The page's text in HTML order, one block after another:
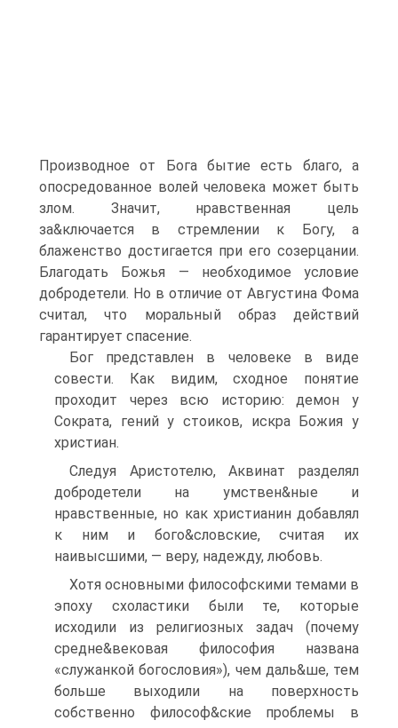
Производное от Бога бытие есть благо, а
опосредованное волей человека может быть
злом. Значит, нравственная цель
за&ключается в стремлении к Богу, а
блаженство достигается при его созерцании.
Благодать Божья — необходимое условие
добродетели. Но в отличие от Августина Фома
считал, что моральный образ действий
гарантирует спасение.
Бог представлен в человеке в виде
совести. Как видим, сходное понятие
проходит через всю историю: демон у
Сократа, гений у стоиков, искра Божия у
христиан.
Следуя Аристотелю, Аквинат разделял
добродетели на умствен&ные и
нравственные, но как христианин добавлял
к ним и бого&словские, считая их
наивысшими, — веру, надежду, любовь.
Хотя основными философскими темами в
эпоху схоластики были те, которые
исходили из религиозных задач (почему
средне&вековая философия названа
«служанкой богословия»), чем даль&ше, тем
больше выходили на поверхность
собственно философ&ские проблемы в